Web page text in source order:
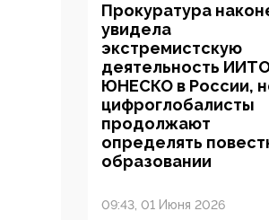
Прокуратура
увидела
экстремистскую
деятельность
ЮНЕСКО в России,
цифроглобалисты
продолжают
определять
образовании
09:43, 01 Июня 2026